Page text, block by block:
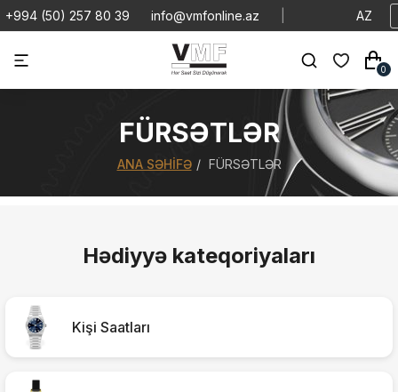
+994 (50) 257 80 39 info@vmfonline.az AZ
0
FÜRSƏTLƏR
ANA SƏHIFƏ FÜRSƏTLƏR
Hədiyyə kateqoriyaları
Kişi Saatları